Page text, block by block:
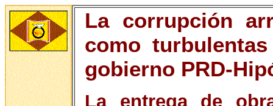
La corrupción
como
gobierno PRD-
La entrega de